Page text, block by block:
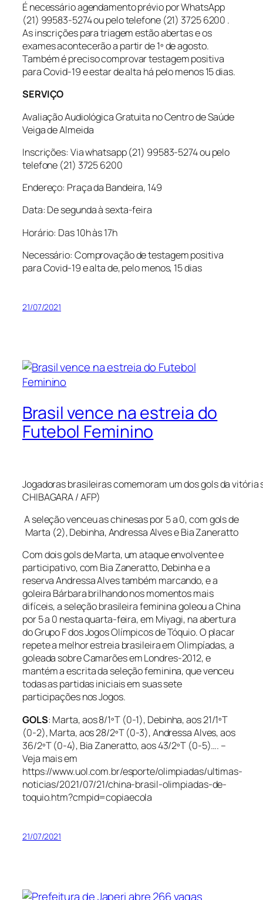
É necessário agendamento prévio por WhatsApp
(21) 99583-5274 ou pelo telefone (21) 3725 6200 .
As inscrições para triagem estão abertas e os
exames acontecerão a partir de 1º de agosto.
Também é preciso comprovar testagem positiva
para Covid-19 e estar de alta há pelo menos 15 dias.
SERVIÇO
Avaliação Audiológica Gratuita no Centro de Saúde
Veiga de Almeida
Inscrições: Via whatsapp (21) 99583-5274 ou pelo
telefone (21) 3725 6200
Endereço: Praça da Bandeira, 149
Data: De segunda à sexta-feira
Horário: Das 10h às 17h
Necessário: Comprovação de testagem positiva
para Covid-19 e alta de, pelo menos, 15 dias
21/07/2021
Brasil vence na estreia do
Futebol Feminino
Jogadoras brasileiras comemoram um dos gols da vitória
CHIBAGARA / AFP)
A seleção venceu as chinesas por 5 a 0, com gols de
Marta (2), Debinha, Andressa Alves e Bia Zaneratto
Com dois gols de Marta, um ataque envolvente e
participativo, com Bia Zaneratto, Debinha e a
reserva Andressa Alves também marcando, e a
goleira Bárbara brilhando nos momentos mais
difíceis, a seleção brasileira feminina goleou a China
por 5 a 0 nesta quarta-feira, em Miyagi, na abertura
do Grupo F dos Jogos Olímpicos de Tóquio. O placar
repete a melhor estreia brasileira em Olimpíadas, a
goleada sobre Camarões em Londres-2012, e
mantém a escrita da seleção feminina, que venceu
todas as partidas iniciais em suas sete
participações nos Jogos.
GOLS: Marta, aos 8/1ºT (0-1), Debinha, aos 21/1ºT
(0-2), Marta, aos 28/2ºT (0-3), Andressa Alves, aos
36/2ºT (0-4), Bia Zaneratto, aos 43/2ºT (0-5)…. –
Veja mais em
https://www.uol.com.br/esporte/olimpiadas/ultimas-
noticias/2021/07/21/china-brasil-olimpiadas-de-
toquio.htm?cmpid=copiaecola
21/07/2021